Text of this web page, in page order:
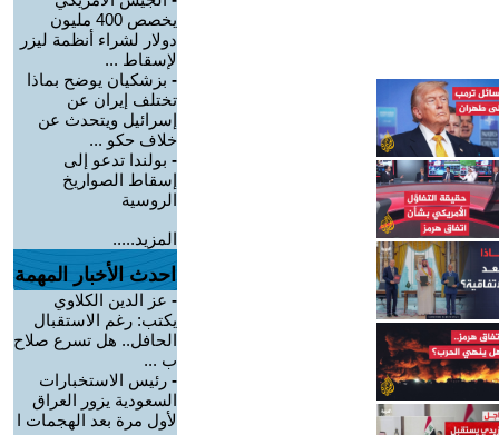
يخصص 400 مليون
دولار لشراء أنظمة ليزر
لإسقاط ...
- بزشكيان يوضح بماذا
تختلف إيران عن
إسرائيل ويتحدث عن
خلاف حكو ...
- بولندا تدعو إلى
إسقاط الصواريخ
الروسية
المزيد.....
احدث الأخبار المهمة
- عز الدين الكلاوي
يكتب: رغم الاستقبال
الحافل.. هل تسرع صلاح
ب ...
- رئيس الاستخبارات
السعودية يزور العراق
لأول مرة بعد الهجمات ا